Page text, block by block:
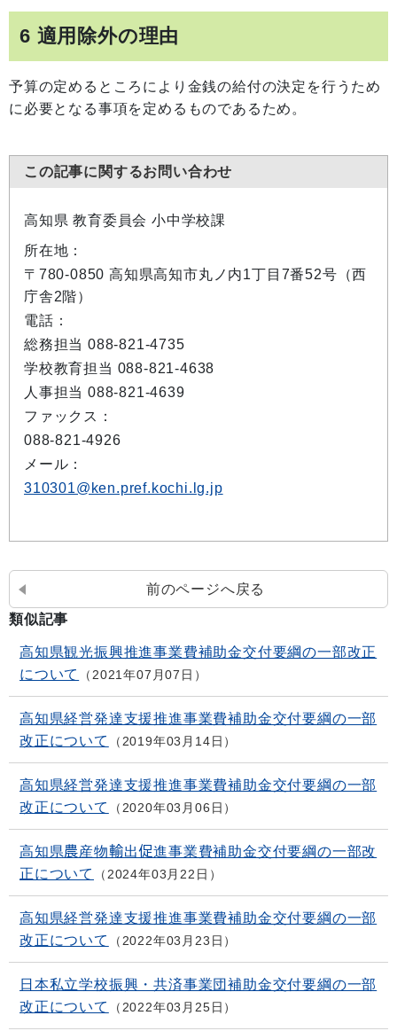
6 適用除外の理由
予算の定めるところにより金銭の給付の決定を行うため
に必要となる事項を定めるものであるため。
この記事に関するお問い合わせ
高知県 教育委員会 小中学校課
所在地：
〒780-0850 高知県高知市丸ノ内1丁目7番52号（西
庁舎2階）
電話：
総務担当 088-821-4735
学校教育担当 088-821-4638
人事担当 088-821-4639
ファックス：
088-821-4926
メール：
310301@ken.pref.kochi.lg.jp
前のページへ戻る
類似記事
高知県観光振興推進事業費補助金交付要綱の一部改正
について
2021年07月07日
高知県経営発達支援推進事業費補助金交付要綱の一部
改正について
2019年03月14日
高知県経営発達支援推進事業費補助金交付要綱の一部
改正について
2020年03月06日
高知県農産物輸出促進事業費補助金交付要綱の一部改
正について
2024年03月22日
高知県経営発達支援推進事業費補助金交付要綱の一部
改正について
2022年03月23日
日本私立学校振興・共済事業団補助金交付要綱の一部
改正について
2022年03月25日